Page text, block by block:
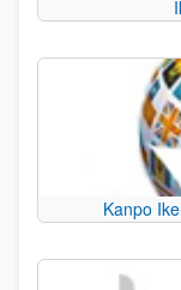
Kanpo